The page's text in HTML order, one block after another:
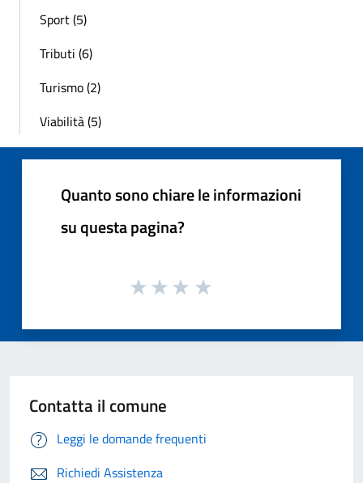
Sport (5)
Tributi (6)
Turismo (2)
Viabilità (5)
Quanto sono chiare le informazioni
su questa pagina?
Contatta il comune
Leggi le domande frequenti
Richiedi Assistenza